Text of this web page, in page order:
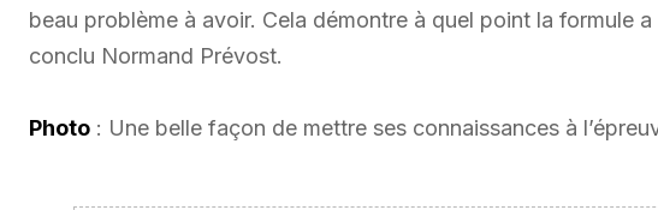
beau problème à avoir. Cela démontre à quel point la formule
conclu Normand Prévost.
Photo : Une belle façon de mettre ses connaissances à